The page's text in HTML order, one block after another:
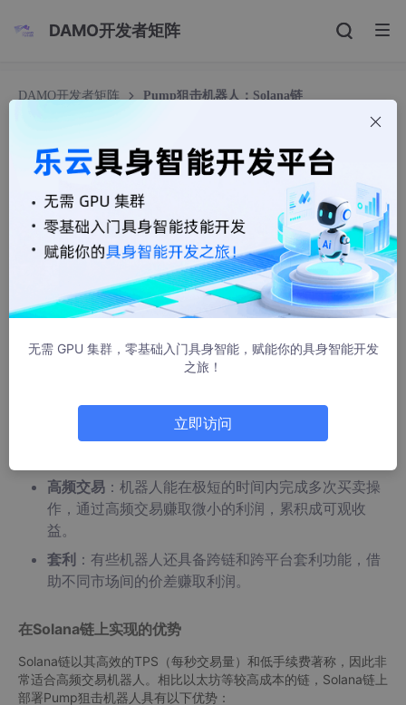
DAMO开发者矩阵
DAMO开发者矩阵 Pump狙击机器人；Solana链
2500人浏览 · 2024-10-30 15:04:14
对于Pump，玩币圈的都应该熟悉。。。
Pump狙击机器人的工作原理
各个代币的价格波动，尤其关注突然的价格上涨。
快速下单
：当检测到价格急剧上涨的趋势后，机器人
高频交易 ：机器人能在极短的时间内完成多次买卖操
作，通过高频交易赚取微小的利润，累积成可观收
益。
套利 ：有些机器人还具备跨链和跨平台套利功能，借
助不同市场间的价差赚取利润。
在Solana链上实现的优势
Solana链以其高效的TPS（每秒交易量）和低手续费著称，因此非
常适合高频交易机器人。相比以太坊等较高成本的链，Solana链上
部署Pump狙击机器人具有以下优势：
无需 GPU 集群，零基础入门具身智能，赋能你的具身智能开发
之旅！
立即访问